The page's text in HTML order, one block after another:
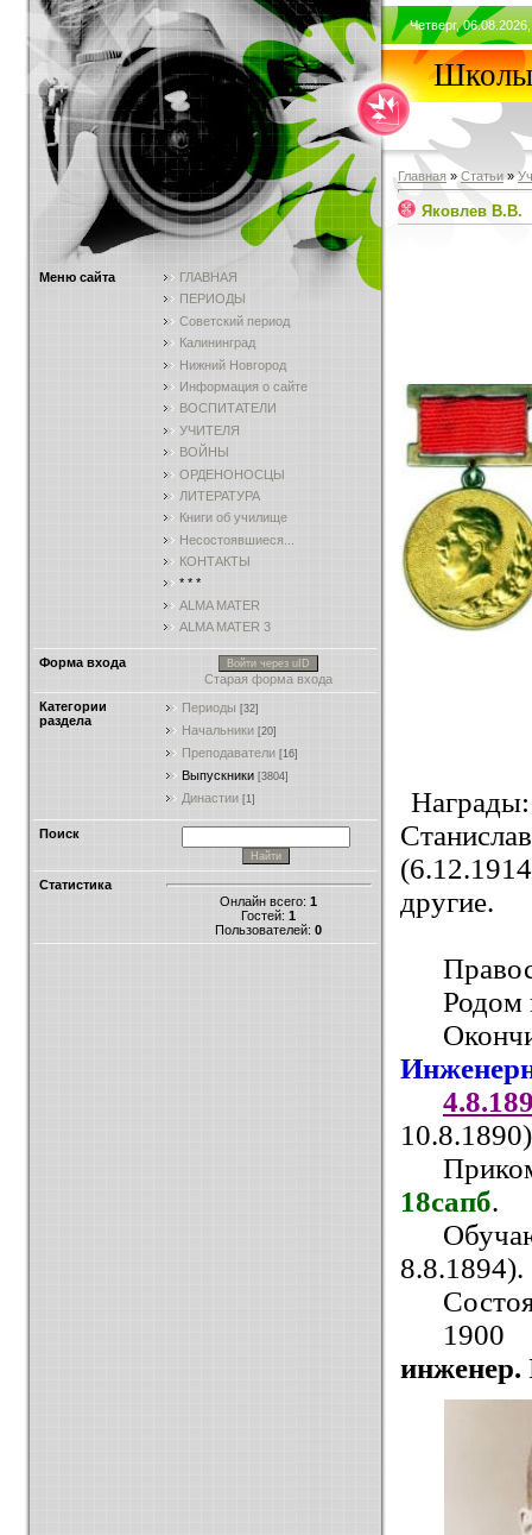
Меню сайта
ГЛАВНАЯ
ПЕРИОДЫ
Советский период
Калининград
Нижний Новгород
Информация о сайте
ВОСПИТАТЕЛИ
УЧИТЕЛЯ
ВОЙНЫ
ОРДЕНОНОСЦЫ
ЛИТЕРАТУРА
Книги об училище
Несостоявшиеся...
КОНТАКТЫ
* * *
ALMA MATER
ALMA MATER 3
Форма входа Войти через uID
Старая форма входа
Категории
раздела
Периоды [32]
Начальники [20]
Преподаватели [16]
Выпускники [3804]
Династии [1]
Поиск
Статистика
Онлайн всего: 1
Гостей: 1
Пользователей: 0
Четверг,
Школы
Главная » Статьи »
Яковлев В.В.
другие.
Родом
18сапб.
8.8.1894).
1900
инженер.